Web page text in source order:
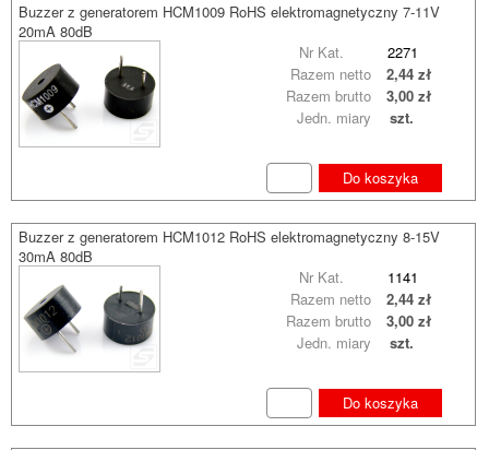
Buzzer z generatorem HCM1009 RoHS elektromagnetyczny 7-11V
20mA 80dB
Nr Kat.
2271
Razem brutto 3,00 zł
Razem netto 2,44 zł
Jedn. miary szt.
Do koszyka
Buzzer z generatorem HCM1012 RoHS elektromagnetyczny 8-15V
30mA 80dB
Nr Kat.
1141
Razem brutto 3,00 zł
Razem netto 2,44 zł
Jedn. miary szt.
Do koszyka